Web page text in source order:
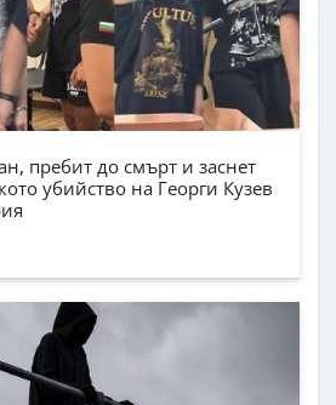
пребит до смърт и заснет
убийство на Георги Кузев